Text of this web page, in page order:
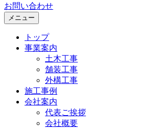
お問い合わせ
メニュー
トップ
事業案内
土木工事
舗装工事
外構工事
施工事例
会社案内
代表ご挨拶
会社概要